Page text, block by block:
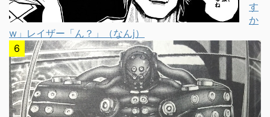
す
か
w」レイザー「ん？」（なんj）